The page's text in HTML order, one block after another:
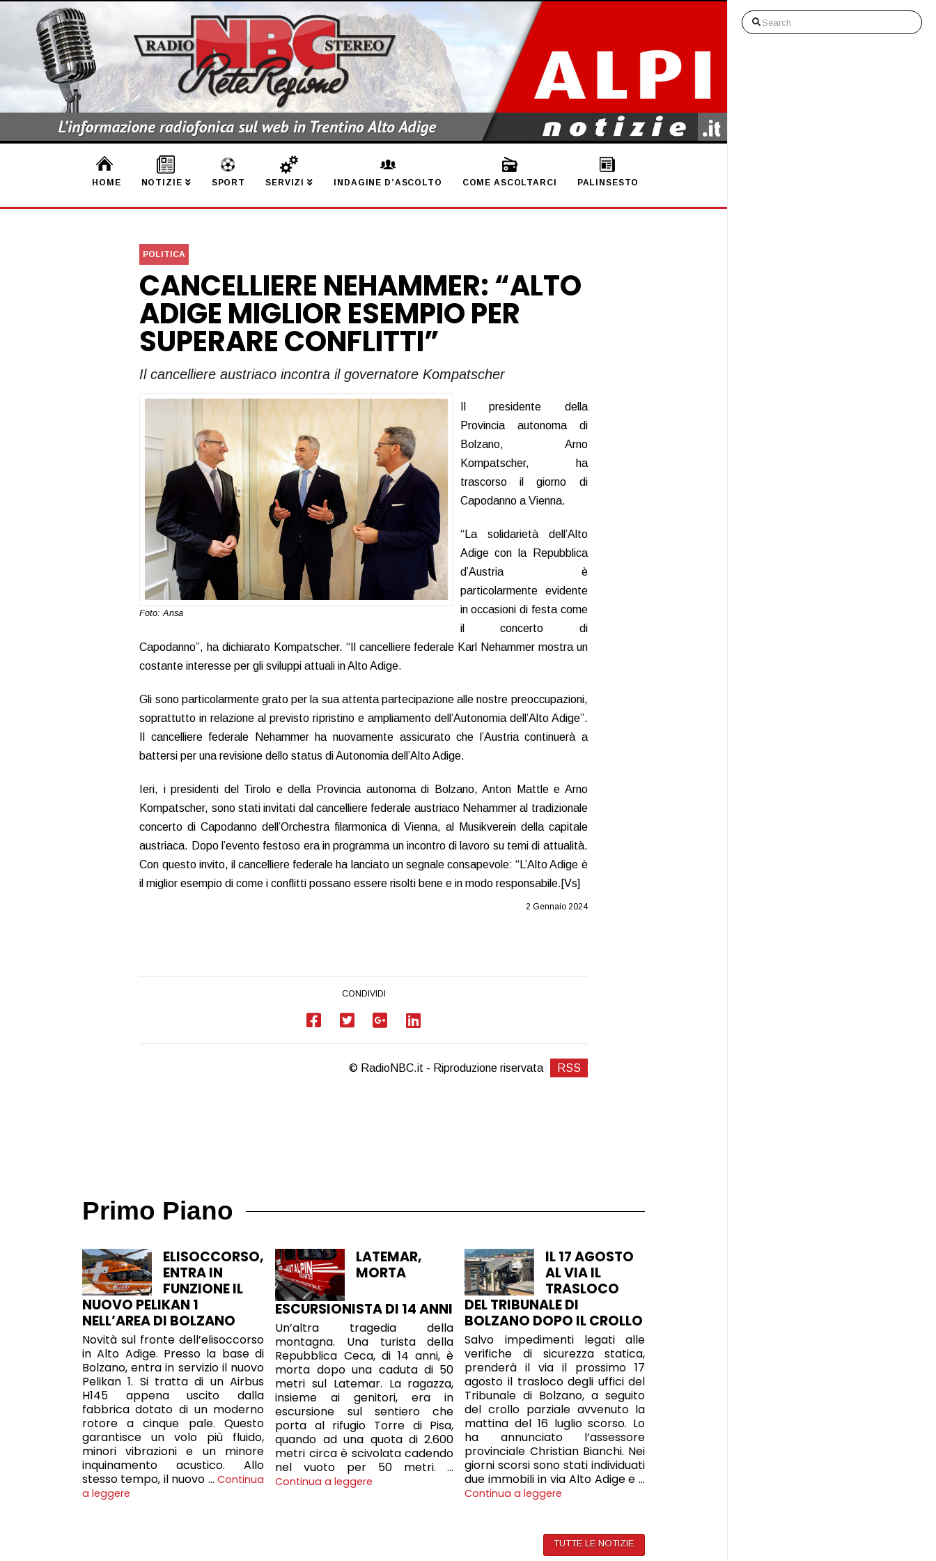
HOME NOTIZIE SPORT SERVIZI INDAGINE D’ASCOLTO COME ASCOLTARCI PALINSESTO
POLITICA
CANCELLIERE NEHAMMER: “ALTO
ADIGE MIGLIOR ESEMPIO PER
SUPERARE CONFLITTI”
Il cancelliere austriaco incontra il governatore Kompatscher
Foto: Ansa
Il presidente della
Provincia autonoma di
Bolzano, Arno
Kompatscher, ha
trascorso il giorno di
Capodanno a Vienna.
“La solidarietà dell’Alto
Adige con la Repubblica
d’Austria è
particolarmente evidente
in occasioni di festa come
il concerto di
Capodanno”, ha dichiarato Kompatscher. “Il cancelliere federale Karl Nehammer mostra un
costante interesse per gli sviluppi attuali in Alto Adige.
Gli sono particolarmente grato per la sua attenta partecipazione alle nostre preoccupazioni,
soprattutto in relazione al previsto ripristino e ampliamento dell’Autonomia dell’Alto Adige”.
Il cancelliere federale Nehammer ha nuovamente assicurato che l’Austria continuerà a
battersi per una revisione dello status di Autonomia dell’Alto Adige.
Ieri, i presidenti del Tirolo e della Provincia autonoma di Bolzano, Anton Mattle e Arno
Kompatscher, sono stati invitati dal cancelliere federale austriaco Nehammer al tradizionale
concerto di Capodanno dell’Orchestra filarmonica di Vienna, al Musikverein della capitale
austriaca. Dopo l’evento festoso era in programma un incontro di lavoro su temi di attualità.
Con questo invito, il cancelliere federale ha lanciato un segnale consapevole: “L’Alto Adige è
il miglior esempio di come i conflitti possano essere risolti bene e in modo responsabile.[Vs]
2 Gennaio 2024
CONDIVIDI
© RadioNBC.it - Riproduzione riservata RSS
Primo Piano
ELISOCCORSO,
ENTRA IN
FUNZIONE IL
NUOVO PELIKAN 1
NELL’AREA DI BOLZANO
Novità sul fronte dell’elisoccorso
in Alto Adige. Presso la base di
Bolzano, entra in servizio il nuovo
Pelikan 1. Si tratta di un Airbus
H145 appena uscito dalla
fabbrica dotato di un moderno
rotore a cinque pale. Questo
garantisce un volo più fluido,
minori vibrazioni e un minore
inquinamento acustico. Allo
stesso tempo, il nuovo …Continua
a leggere
LATEMAR,
MORTA
ESCURSIONISTA DI 14 ANNI
Un’altra tragedia della
montagna. Una turista della
Repubblica Ceca, di 14 anni, è
morta dopo una caduta di 50
metri sul Latemar. La ragazza,
insieme ai genitori, era in
escursione sul sentiero che
porta al rifugio Torre di Pisa,
quando ad una quota di 2.600
metri circa è scivolata cadendo
nel vuoto per 50 metri. …
Continua a leggere
IL 17 AGOSTO
AL VIA IL
TRASLOCO
DEL TRIBUNALE DI
BOLZANO DOPO IL CROLLO
Salvo impedimenti legati alle
verifiche di sicurezza statica,
prenderà il via il prossimo 17
agosto il trasloco degli uffici del
Tribunale di Bolzano, a seguito
del crollo parziale avvenuto la
mattina del 16 luglio scorso. Lo
ha annunciato l’assessore
provinciale Christian Bianchi. Nei
giorni scorsi sono stati individuati
due immobili in via Alto Adige e …
Continua a leggere
TUTTE LE NOTIZIE
Search